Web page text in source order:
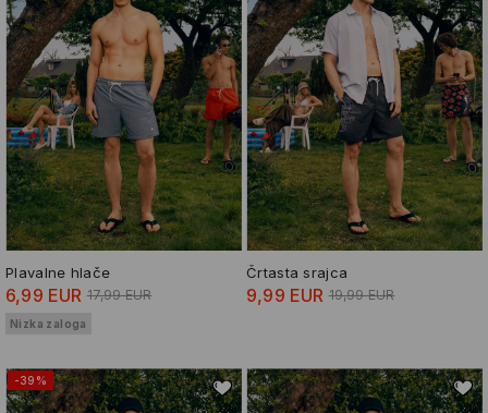
Plavalne hlače
6,99 EUR 17,99 EUR
Nizka zaloga
Črtasta srajca
9,99 EUR 19,99 EUR
-39%